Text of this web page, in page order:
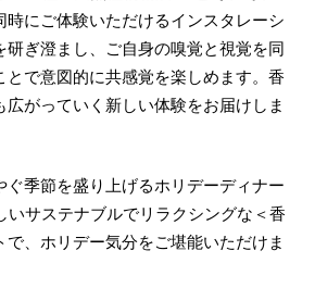
時にご体験いただけるインスタレーシ
研ぎ澄まし、ご自身の嗅覚と視覚を同
とで意図的に共感覚を楽しめます。香
広がっていく新しい体験をお届けしま
ぐ季節を盛り上げるホリデーディナー
いサステナブルでリラクシングな＜香
で、ホリデー気分をご堪能いただけま